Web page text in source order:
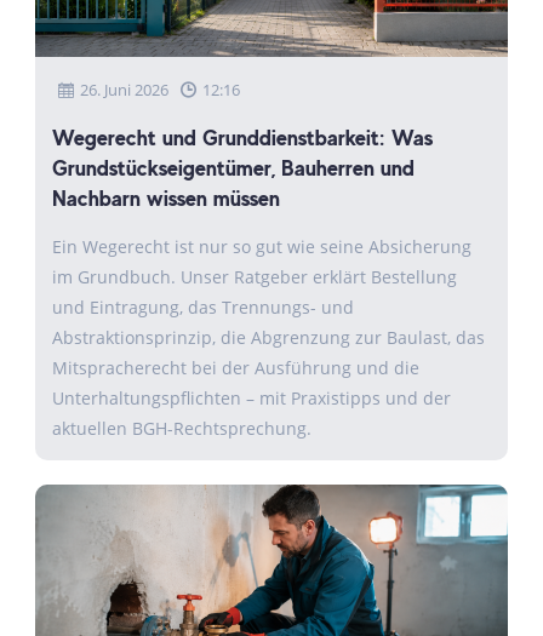
26. Juni 2026 12:16
Wegerecht und Grunddienstbarkeit: Was
Grundstückseigentümer, Bauherren und
Nachbarn wissen müssen
Ein Wegerecht ist nur so gut wie seine Absicherung
im Grundbuch. Unser Ratgeber erklärt Bestellung
und Eintragung, das Trennungs- und
Abstraktionsprinzip, die Abgrenzung zur Baulast, das
Mitspracherecht bei der Ausführung und die
Unterhaltungspflichten – mit Praxistipps und der
aktuellen BGH-Rechtsprechung.